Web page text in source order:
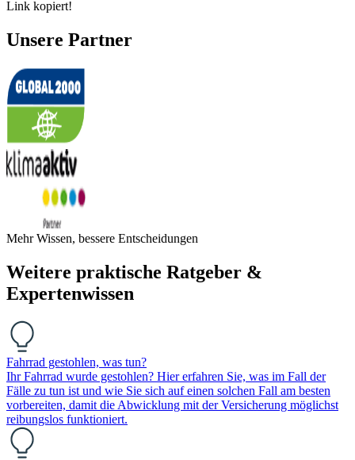
Link kopiert!
Unsere Partner
Mehr Wissen, bessere Entscheidungen
Weitere praktische Ratgeber &
Expertenwissen
Fahrrad gestohlen, was tun?
Ihr Fahrrad wurde gestohlen? Hier erfahren Sie, was im Fall der
Fälle zu tun ist und wie Sie sich auf einen solchen Fall am besten
vorbereiten, damit die Abwicklung mit der Versicherung möglichst
reibungslos funktioniert.